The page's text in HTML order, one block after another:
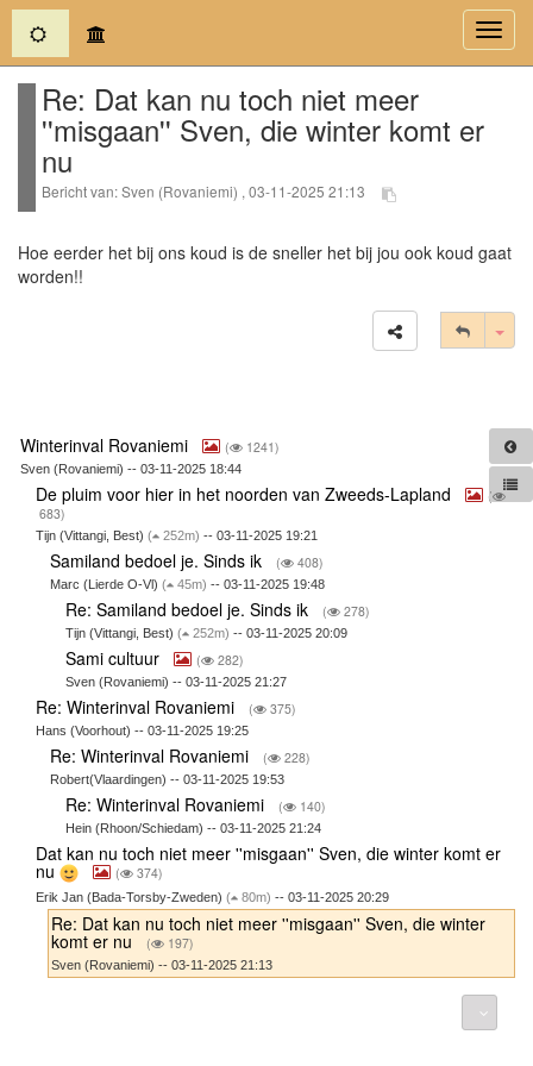
(current)
Re: Dat kan nu toch niet meer
''misgaan'' Sven, die winter komt er
nu
Bericht van: Sven (Rovaniemi) , 03-11-2025 21:13
Hoe eerder het bij ons koud is de sneller het bij jou ook koud gaat
worden!!
Winterinval Rovaniemi ( 1241)
Sven (Rovaniemi) -- 03-11-2025 18:44
De pluim voor hier in het noorden van Zweeds-Lapland
(
683)
Tijn (Vittangi, Best) ( 252m) -- 03-11-2025 19:21
Samiland bedoel je. Sinds ik ( 408)
Marc (Lierde O-Vl)( 45m) -- 03-11-2025 19:48
Re: Samiland bedoel je. Sinds ik ( 278)
Tijn (Vittangi, Best) ( 252m) -- 03-11-2025 20:09
Sami cultuur ( 282)
Sven (Rovaniemi) -- 03-11-2025 21:27
Re: Winterinval Rovaniemi ( 375)
Hans (Voorhout) -- 03-11-2025 19:25
Re: Winterinval Rovaniemi ( 228)
Robert(Vlaardingen) -- 03-11-2025 19:53
Re: Winterinval Rovaniemi ( 140)
Hein (Rhoon/Schiedam) -- 03-11-2025 21:24
Dat kan nu toch niet meer ''misgaan'' Sven, die winter komt er
nu ( 374)
Erik Jan (Bada-Torsby-Zweden) ( 80m) -- 03-11-2025 20:29
Re: Dat kan nu toch niet meer ''misgaan'' Sven, die winter
komt er nu ( 197)
Sven (Rovaniemi) -- 03-11-2025 21:13